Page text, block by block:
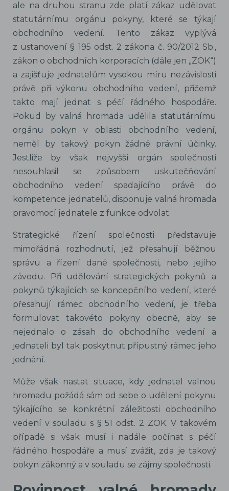
ale na druhou stranu zde platí zákaz udělovat
statutárnímu orgánu pokyny, které se týkají
obchodního vedení. Tento zákaz vyplývá
z ustanovení § 195 odst. 2 zákona č. 90/2012 Sb.,
zákon o obchodních korporacích (dále jen „ZOK“)
a zajišťuje jednatelům vysokou míru nezávislosti
právě při výkonu obchodního vedení, přičemž
takto mají jednat s péčí řádného hospodáře.
Pokud by valná hromada udělila statutárnímu
orgánu pokyn v oblasti obchodního vedení,
neměl by takový pokyn žádné právní účinky.
Jestliže by však nejvyšší orgán společnosti
nesouhlasil se způsobem uskutečňování
obchodního vedení spadajícího právě do
kompetence jednatelů, disponuje valná hromada
pravomocí jednatele z funkce odvolat.
Strategické řízení společnosti představuje
mimořádná rozhodnutí, jež přesahují běžnou
správu a řízení dané společnosti, nebo jejího
závodu. Při udělování strategických pokynů a
pokynů týkajících se koncepčního vedení, které
přesahují rámec obchodního vedení, je třeba
formulovat takovéto pokyny obecně, aby se
nejednalo o zásah do obchodního vedení a
jednateli byl tak poskytnut přípustný rámec jeho
jednání.
Může však nastat situace, kdy jednatel valnou
hromadu požádá sám od sebe o udělení pokynu
týkajícího se konkrétní záležitosti obchodního
vedení v souladu s § 51 odst. 2 ZOK. V takovém
případě si však musí i nadále počínat s péčí
řádného hospodáře a musí zvážit, zda je takový
pokyn zákonný a v souladu se zájmy společnosti.